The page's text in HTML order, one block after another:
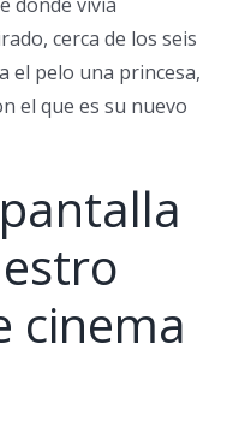
cerca de los seis
el pelo una princesa,
el que es su nuevo
cinema